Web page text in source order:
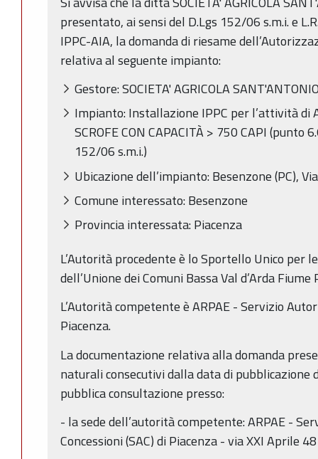
presentato, ai sensi del D.Lgs 152/06 s.m.i. e
IPPC-AIA, la domanda di riesame
relativa al seguente impianto:
Gestore: SOCIETA' AGRICOLA
Impianto: Installazione IPPC per l’attività di
SCROFE CON CAPACITÀ > 750 CAPI (punto
152/06 s.m.i.)
Ubicazione dell’impianto: Besenzone (PC),
Comune interessato: Besenzone
Provincia interessata: Piacenza
L’Autorità procedente è lo Sportello Unico per
dell’Unione dei Comuni Bassa Val d’Arda Fiume
L’Autorità competente è ARPAE - Servizio
Piacenza.
La documentazione relativa alla domanda
naturali consecutivi dalla data di pubblicazione
pubblica consultazione presso:
- la sede dell’autorità competente: ARPAE -
Concessioni (SAC) di Piacenza - via XXI Aprile